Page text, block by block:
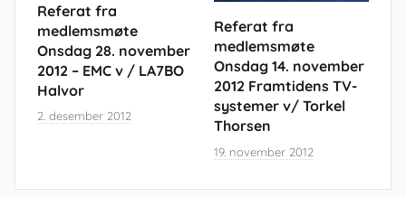
Referat fra
medlemsmøte
Onsdag 28. november
2012 – EMC v / LA7BO
Halvor
2. desember 2012
Referat fra
medlemsmøte
Onsdag 14. november
2012 Framtidens TV-
systemer v/ Torkel
Thorsen
19. november 2012